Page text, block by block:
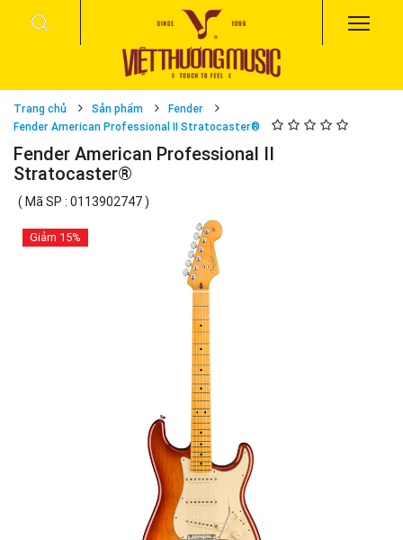
Trang chủ Sản phẩm
Fender
Fender American Professional II Stratocaster®
Fender American Professional II
Stratocaster®
( Mã SP : 0113902747 )
Giảm 15%